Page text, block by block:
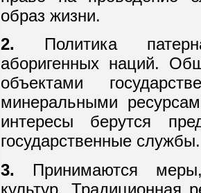
образ жизни.
2. Политика
аборигенных наций.
объектами
минеральными
интересы берутся
государственные службы.
3. Принимаются
культур. Традиционная